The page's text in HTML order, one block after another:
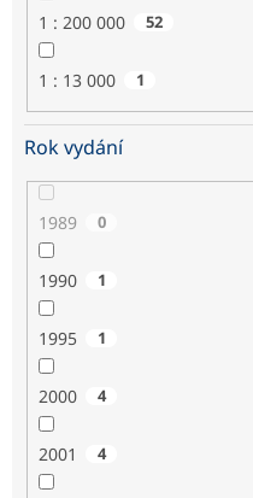
1 : 200 000 52
1 : 13 000 1
Rok vydání
1989 0
1990 1
1995 1
2000 4
2001 4